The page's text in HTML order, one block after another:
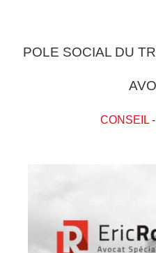
POLE SOCIAL DU
CONSEIL-